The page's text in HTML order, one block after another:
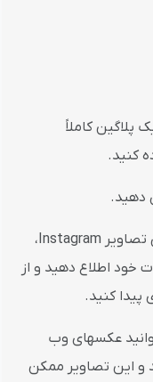
پلاگین کاملاً
کنید.
دهید.
با استفاده از حساب کاربری خود از طریق تصاویر Instagram،
خود اطلاع دهید و از
پیدا کنید.
عکسهای وب
و این تصاویر ممکن